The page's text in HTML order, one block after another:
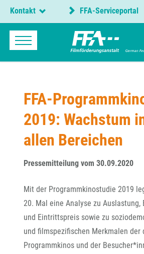
Kontakt FFA-Serviceportal
FFA-
2019: Wachstum
allen Bereichen
Pressemitteilung vom 30.09.2020
Mit der Programmkinostudie 2019
20. Mal eine Analyse zu Auslastung,
und Eintrittspreis sowie zu
und filmspezifischen Merkmalen der
Programmkinos und der